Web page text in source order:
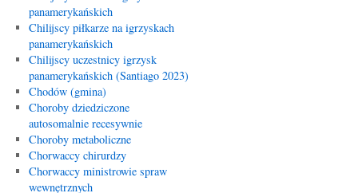
panamerykańskich
Chilijscy piłkarze na igrzyskach
panamerykańskich
Chilijscy uczestnicy igrzysk
panamerykańskich (Santiago 2023)
Chodów (gmina)
Choroby dziedziczone
autosomalnie recesywnie
Choroby metaboliczne
Chorwaccy chirurdzy
Chorwaccy ministrowie spraw
wewnętrznych